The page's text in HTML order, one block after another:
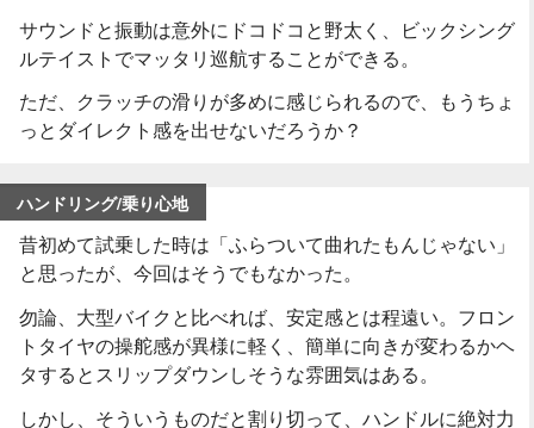
サウンドと振動は意外にドコドコと野太く、ビックシング
ルテイストでマッタリ巡航することができる。
ただ、クラッチの滑りが多めに感じられるので、もうちょ
っとダイレクト感を出せないだろうか？
ハンドリング/乗り心地
昔初めて試乗した時は「ふらついて曲れたもんじゃない」
と思ったが、今回はそうでもなかった。
勿論、大型バイクと比べれば、安定感とは程遠い。フロン
トタイヤの操舵感が異様に軽く、簡単に向きが変わるかヘ
タするとスリップダウンしそうな雰囲気はある。
しかし、そういうものだと割り切って、ハンドルに絶対力